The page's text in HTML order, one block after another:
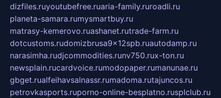
dizfiles.ruyoutubefree.ruaria-family.ruroadli.ru
planeta-samara.rumysmartbuy.ru
matrasy-kemerovo.ruashanet.rutrade-farm.ru
dotcustoms.rudomizbrusa9x12spb.ruautodamp.ru
narasimha.rudjcommodities.runv750.rux-ton.ru
newsplain.rucardvoice.rumodopaper.rumanunae.ru
gbget.rualfeihavsalnassr.rumadoma.rutajuncos.ru
petrovkasports.ruporno-online-besplatno.rusplclub.ru